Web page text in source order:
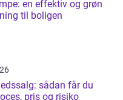
en effektiv og grøn
til boligen
sådan får du
pris og risiko